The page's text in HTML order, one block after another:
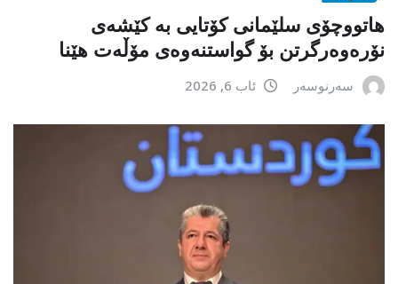
هاتووچۆی سلێمانی کۆتایی بە کێشەی
نۆرەوەرگرتن بۆ گواستنەوەی مۆڵەت هێنا
سەرنوسەر ئاب 6, 2026